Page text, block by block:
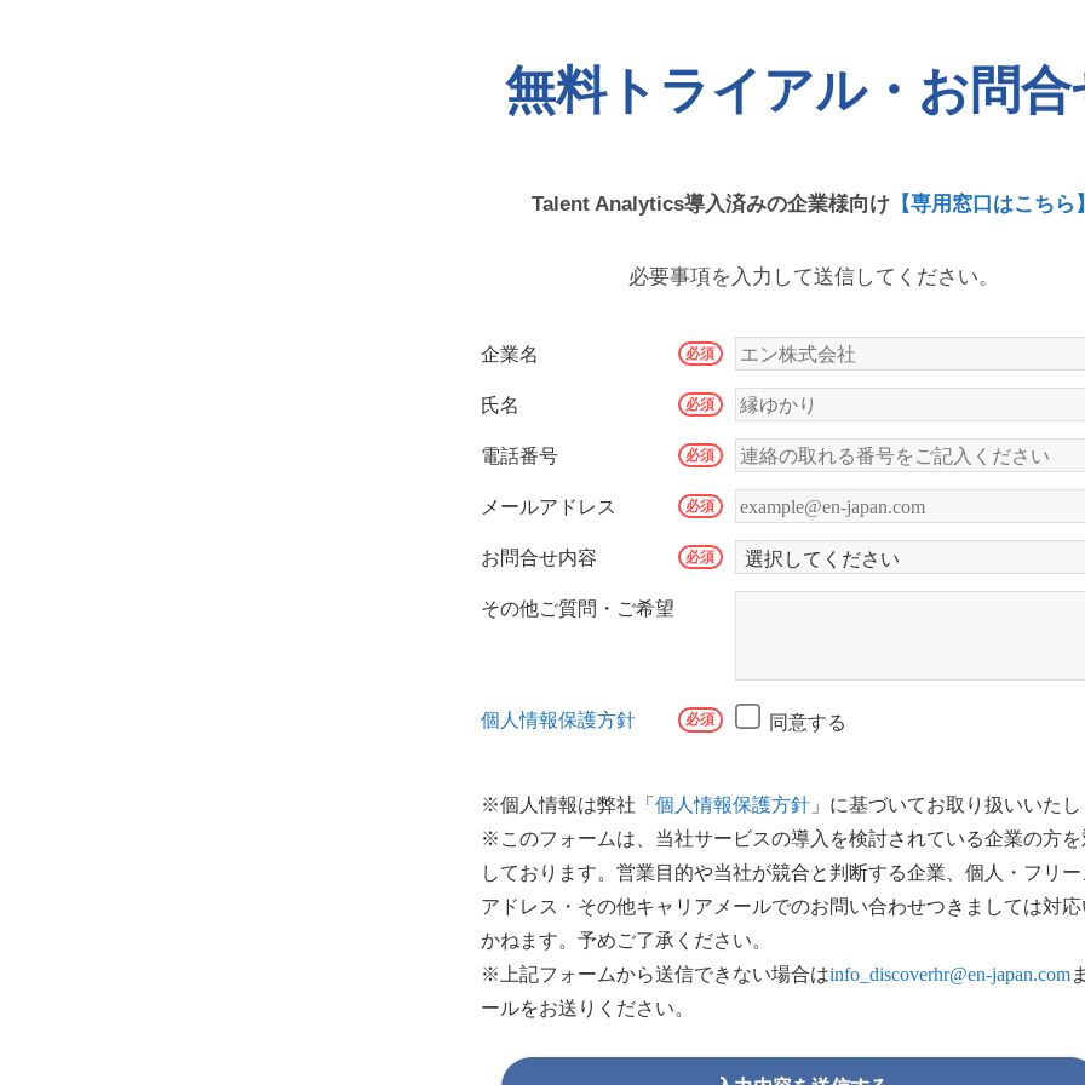
無料トライアル・お問合
Talent Analytics導入済みの企業様向け 【専用窓口はこちら
必要事項を入力して送信してください。
企業名
氏名
電話番号
メールアドレス
お問合せ内容
その他ご質問・ご希望
個人情報保護方針 同意する
※個人情報は弊社「 個人情報保護方針」に基づいてお取り扱いいた
※このフォームは、当社サービスの導入を検討されている企業の方を
しております。営業目的や当社が競合と判断する企業、個人・フリ
アドレス・その他キャリアメールでのお問い合わせつきましては対
かねます。予めご了承ください。
※上記フォームから送信できない場合はinfo_discoverhr@en-japan.com
ールをお送りください。